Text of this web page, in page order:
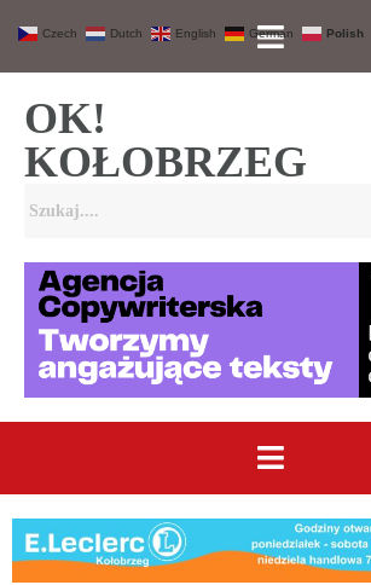
OK!
KOŁOBRZEG
Czech Dutch English German Polish